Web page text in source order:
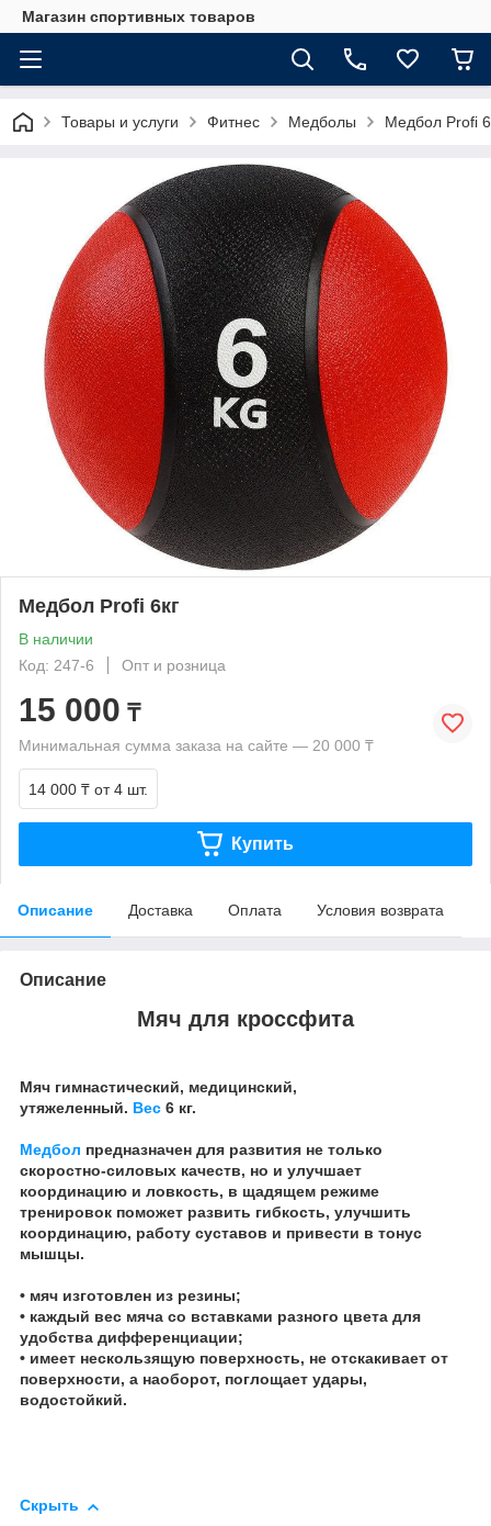
Магазин спортивных товаров
Товары и услуги Фитнес Медболы Медбол Profi
Медбол Profi 6кг
В наличии
Код: 247-6
Опт и розница
15 000 ₸
Минимальная сумма заказа на сайте — 20 000 ₸
14 000 ₸ от 4 шт.
Купить
Описание Доставка Оплата Условия возврата
Описание
Мяч для кроссфита
Мяч гимнастический, медицинский,
утяжеленный. Вес 6 кг.
Медбол предназначен для развития не только
скоростно-силовых качеств, но и улучшает
координацию и ловкость, в щадящем режиме
тренировок поможет развить гибкость, улучшить
координацию, работу суставов и привести в тонус
мышцы.
• мяч изготовлен из резины;
• каждый вес мяча со вставками разного цвета для
удобства дифференциации;
• имеет нескользящую поверхность, не отскакивает от
поверхности, а наоборот, поглощает удары,
водостойкий.
Скрыть